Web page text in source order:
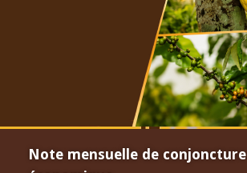
Note mensuelle de conjoncture